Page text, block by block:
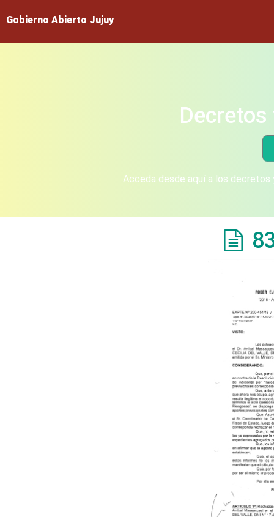
Gobierno Abierto Jujuy
Acceda desde aquí a los